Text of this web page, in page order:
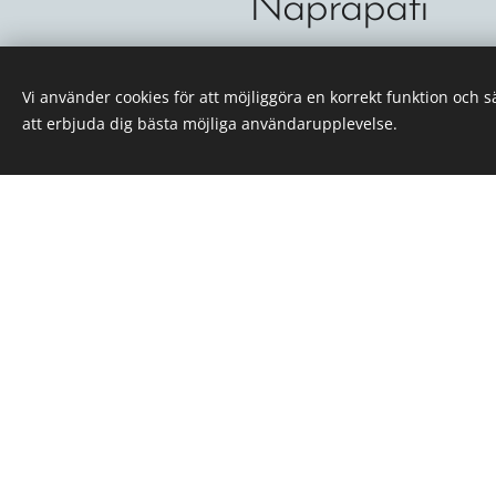
Naprapati
Naprapater är experter på
rörelseapparaten, dvs.
Vi använder cookies för att möjliggöra en korrekt funktion och
att erbjuda dig bästa möjliga användarupplevelse.